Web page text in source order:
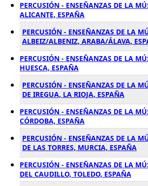
PERCUSIÓN - ENSEÑANZAS DE LA
ALICANTE, ESPAÑA
PERCUSIÓN - ENSEÑANZAS DE LA
ALBEIZ/ALBENIZ, ARABA/ÁLAVA,
PERCUSIÓN - ENSEÑANZAS DE LA
HUESCA, ESPAÑA
PERCUSIÓN - ENSEÑANZAS DE LA
DE IREGUA, LA RIOJA, ESPAÑA
PERCUSIÓN - ENSEÑANZAS DE LA
CÓRDOBA, ESPAÑA
PERCUSIÓN - ENSEÑANZAS DE LA
DE LAS TORRES, MURCIA, ESPAÑA
PERCUSIÓN - ENSEÑANZAS DE LA
DEL CAUDILLO, TOLEDO, ESPAÑA